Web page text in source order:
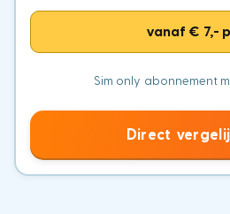
vanaf € 7,-
Sim only abonnement
Direct